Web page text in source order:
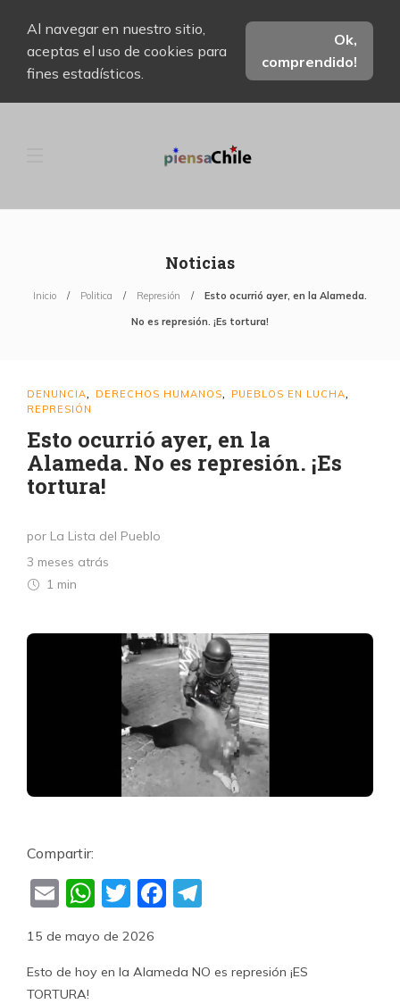
Al navegar en nuestro sitio,
aceptas el uso de cookies para
fines estadísticos.
Ok,
comprendido!
Noticias
Inicio Politica Represión Esto ocurrió ayer, en la Alameda.
No es represión. ¡Es tortura!
DENUNCIA DERECHOS HUMANOS PUEBLOS EN LUCHA
REPRESIÓN
Esto ocurrió ayer, en la
Alameda. No es represión. ¡Es
tortura!
por La Lista del Pueblo
3 meses atrás
1 min
Compartir:
EmailWhatsApp
TwitterFacebook
15 de mayo de 2026
Esto de hoy en la Alameda NO es represión ¡ES
TORTURA!